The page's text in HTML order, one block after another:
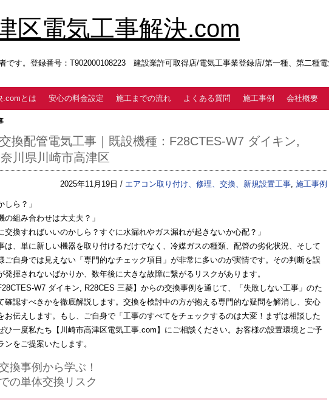
区電気工事解決.com
です。登録番号：T902000108223 建設業許可取得店/電気工事業登録店/第一種、第二種
.comとは 安心の料金設定 施工までの流れ よくある質問 施工事例 会社概要
換配管電気工事｜既設機種：F28CTES-W7 ダイキン,
川県川崎市高津区
2025年11月19日 / エアコン取り付け、修理、交換、新規設置工事, 施工事例
しら？」
の組み合わせは大丈夫？」
交換すればいいのかしら？すぐに水漏れやガス漏れが起きないか心配？」
は、単に新しい機器を取り付けるだけでなく、冷媒ガスの種類、配管の劣化状況、そして
ご自身では見えない「専門的なチェック項目」が非常に多いのが実情です。その判断を誤
発揮されないばかりか、数年後に大きな故障に繋がるリスクがあります。
W7 ダイキン, R28CES 三菱】からの交換事例を通じて、「失敗しない工事」のた
確認すべきかを徹底解説します。交換を検討中の方が抱える専門的な疑問を解消し、安心
お伝えします。もし、ご自身で「工事のすべてをチェックするのは大変！まずは相談した
ひ一度私たち【川崎市高津区電気工事.com】にご相談ください。お客様の設置環境とご予
をご提案いたします。
換事例から学ぶ！
の単体交換リスク